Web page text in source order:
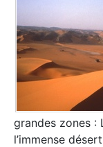
grandes zones :
l’immense